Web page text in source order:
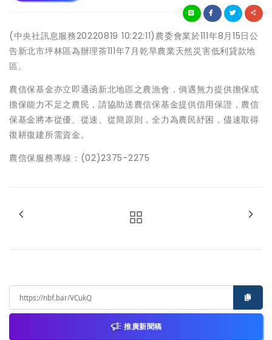
(中央社訊息服務20220819 10:22:11)農委會業於111年8月15日公
告新北市坪林區為辦理茶111年7月乾旱農業天然災害低利貸款地
區。
農信保基金亦立即通函新北地區之農漁會，倘遇無力提供擔保或
擔保能力不足之農民，請協助送農信保基金提供信用保證，農信
保基金將本從優、從速、從簡原則，全力為農民紓困，儘速取得
復耕復建所需資金。
農信保服務專線：(02)2375-2275
推廣新聞稿